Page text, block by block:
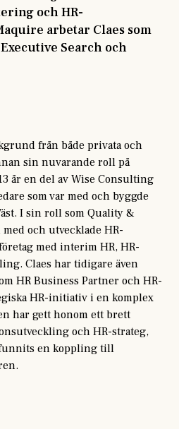
och HR-
arbetar Claes som
Search och
från både privata och
sin nuvarande roll på
år en del av Wise Consulting
som var med och byggde
I sin roll som Quality &
och utvecklade HR-
med interim HR, HR-
Claes har tidigare även
HR Business Partner och HR-
HR-initiativ i en komplex
har gett honom ett brett
och HR-strateg,
en koppling till